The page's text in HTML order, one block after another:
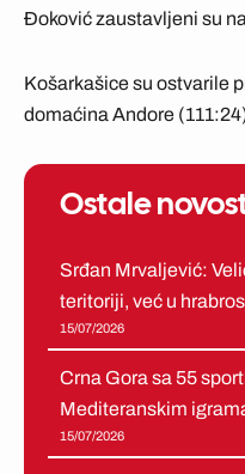
Đoković zaustavljeni su
Košarkašice su ostvarile
domaćina Andore
Ostale
Srđan Mrvaljević:
teritoriji, već u
15/07/2026
Crna Gora sa 55
Mediteranskim
15/07/2026